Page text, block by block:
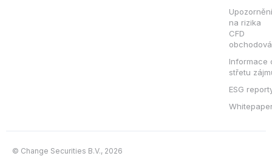
Upozornění
na rizika
CFD
Informace
střetu
ESG
© Change Securities B.V., 2026